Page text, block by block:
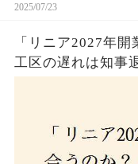
2025/07/23
「リニア2027年
工区の遅れは知事